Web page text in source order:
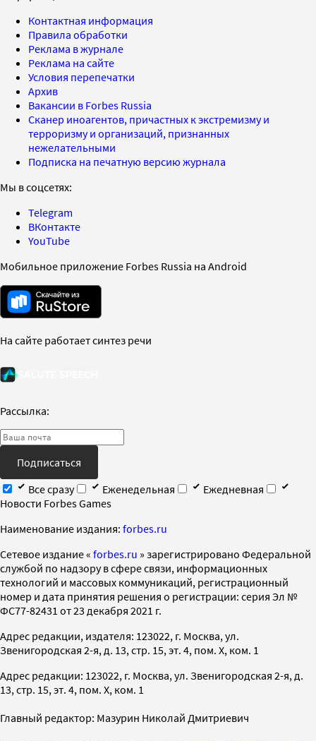
Контактная информация
Правила обработки
Реклама в журнале
Реклама на сайте
Условия перепечатки
Архив
Вакансии в Forbes Russia
Сканер иноагентов, причастных к экстремизму и
терроризму и организаций, признанных
нежелательными
Подписка на печатную версию журнала
Мы в соцсетях:
Telegram
ВКонтакте
YouTube
Мобильное приложение Forbes Russia на Android
На сайте работает синтез речи
Рассылка:
Подписаться
Все сразу
Еженедельная
Ежедневная
Новости Forbes Games
Наименование издания: forbes.ru
Cетевое издание « forbes.ru » зарегистрировано Федеральной
службой по надзору в сфере связи, информационных
технологий и массовых коммуникаций, регистрационный
номер и дата принятия решения о регистрации: серия Эл №
ФС77-82431 от 23 декабря 2021 г.
Адрес редакции, издателя: 123022, г. Москва, ул.
Звенигородская 2-я, д. 13, стр. 15, эт. 4, пом. X, ком. 1
Адрес редакции: 123022, г. Москва, ул. Звенигородская 2-я, д.
13, стр. 15, эт. 4, пом. X, ком. 1
Главный редактор: Мазурин Николай Дмитриевич